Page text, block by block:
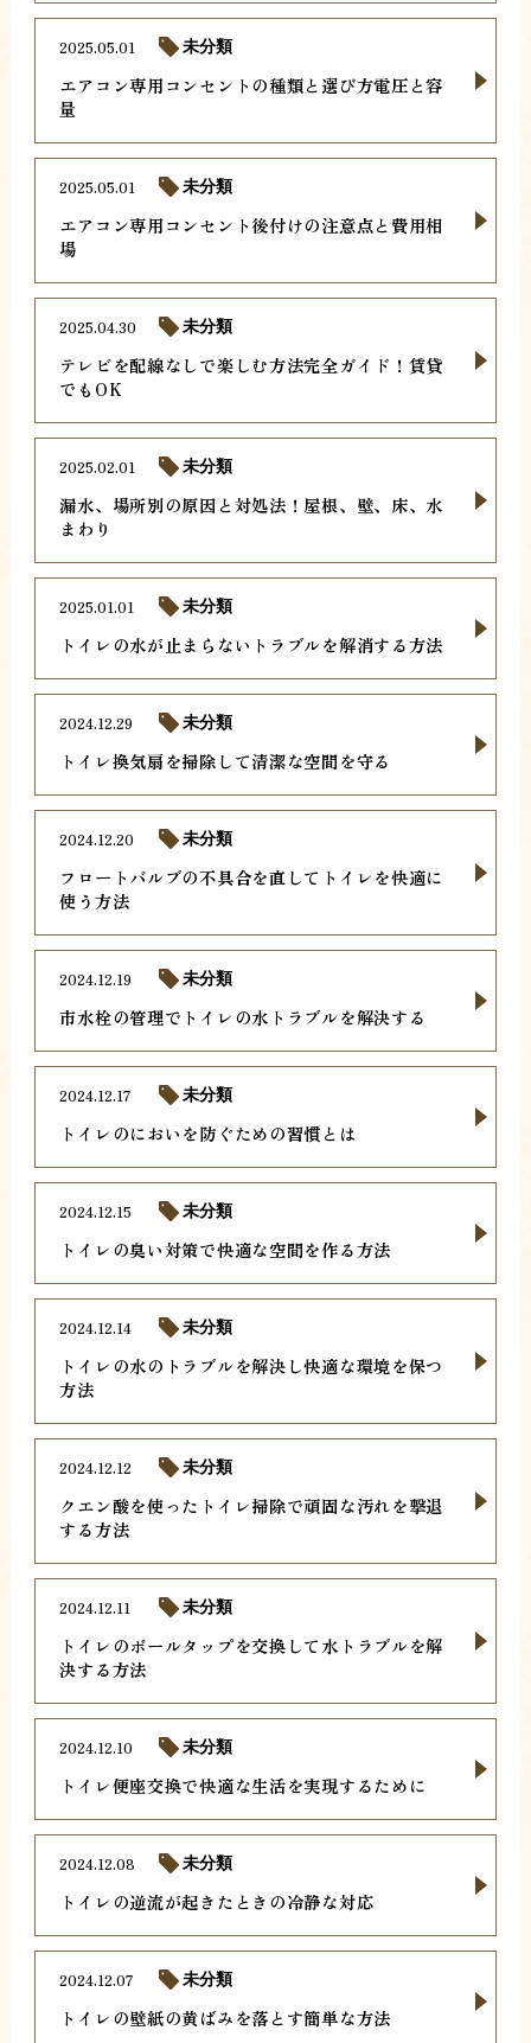
エアコン専用コンセントの種類と選び方電圧と容
量
2025.05.01 未分類
エアコン専用コンセント後付けの注意点と費用相
場
2025.05.01 未分類
テレビを配線なしで楽しむ方法完全ガイド！賃貸
でもOK
2025.04.30 未分類
漏水、場所別の原因と対処法！屋根、壁、床、水
まわり
2025.02.01 未分類
トイレの水が止まらないトラブルを解消する方法
2025.01.01 未分類
トイレ換気扇を掃除して清潔な空間を守る
2024.12.29 未分類
フロートバルブの不具合を直してトイレを快適に
使う方法
2024.12.20 未分類
市水栓の管理でトイレの水トラブルを解決する
2024.12.19 未分類
トイレのにおいを防ぐための習慣とは
2024.12.17 未分類
トイレの臭い対策で快適な空間を作る方法
2024.12.15 未分類
トイレの水のトラブルを解決し快適な環境を保つ
方法
2024.12.14 未分類
クエン酸を使ったトイレ掃除で頑固な汚れを撃退
する方法
2024.12.12 未分類
トイレのボールタップを交換して水トラブルを解
決する方法
2024.12.11 未分類
トイレ便座交換で快適な生活を実現するために
2024.12.10 未分類
トイレの逆流が起きたときの冷静な対応
2024.12.08 未分類
トイレの壁紙の黄ばみを落とす簡単な方法
2024.12.07 未分類